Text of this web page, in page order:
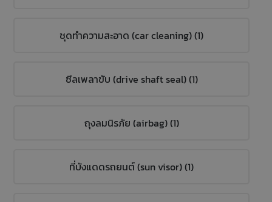
ชุดทำความสะอาด (car cleaning) (1)
ซีลเพลาขับ (drive shaft seal) (1)
ถุงลมนิรภัย (airbag) (1)
ที่บังแดดรถยนต์ (sun visor) (1)